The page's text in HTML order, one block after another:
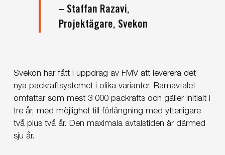
– Staffan Razavi,
Projektägare, Svekon
Svekon har fått i uppdrag av FMV att leverera det
nya packraftsystemet i olika varianter. Ramavtalet
omfattar som mest 3 000 packrafts och gäller initialt i
tre år, med möjlighet till förlängning med ytterligare
två plus två år. Den maximala avtalstiden är därmed
sju år.